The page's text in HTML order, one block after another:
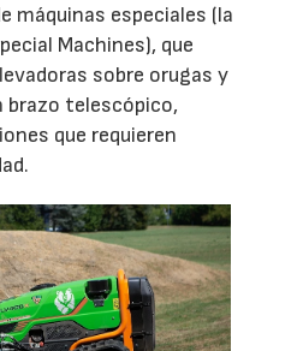
máquinas especiales (la
Machines), que
sobre orugas y
brazo telescópico,
que requieren